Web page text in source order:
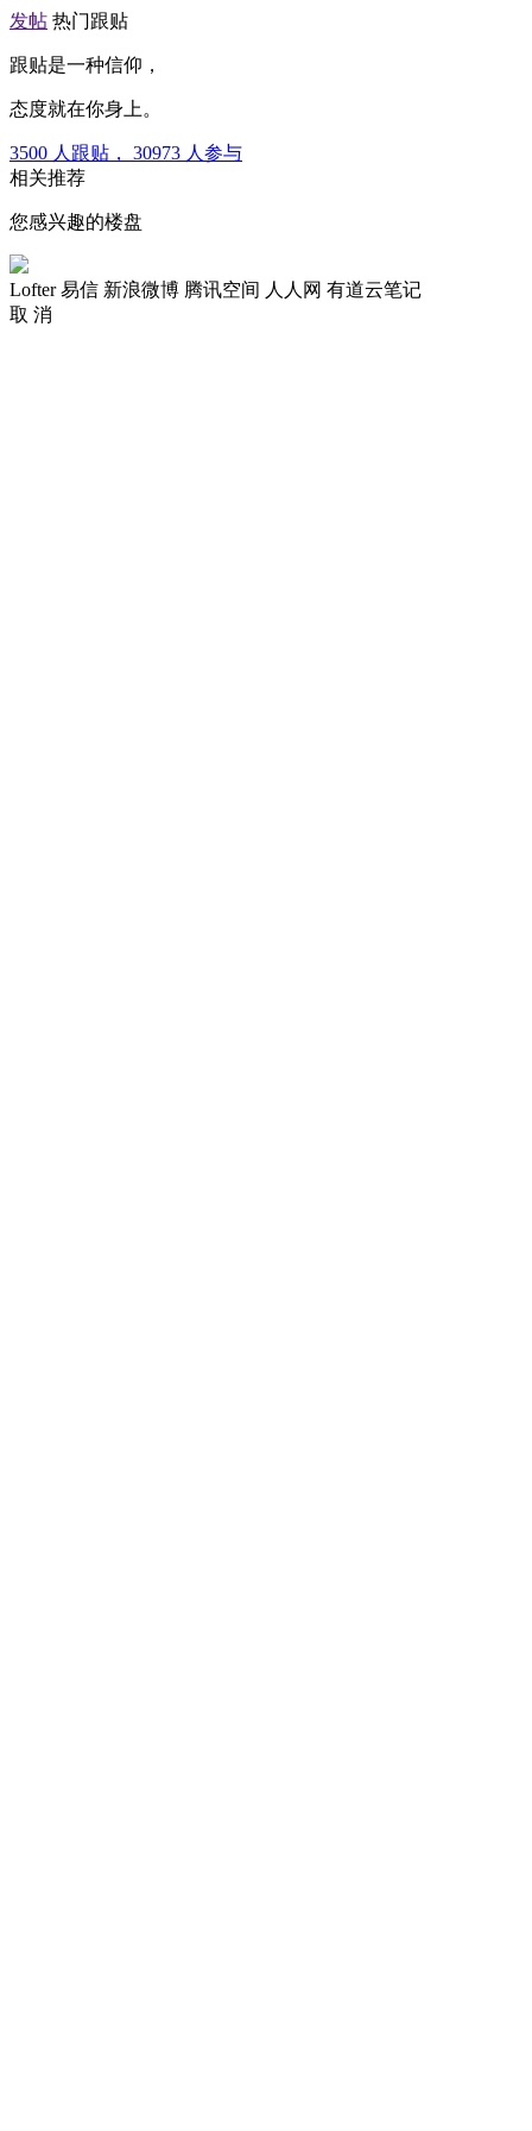
发帖 热门跟贴
跟贴是一种信仰，
态度就在你身上。
3500 人跟贴， 30973 人参与
相关推荐
您感兴趣的楼盘
Lofter 易信 新浪微博 腾讯空间 人人网 有道云笔记
取 消